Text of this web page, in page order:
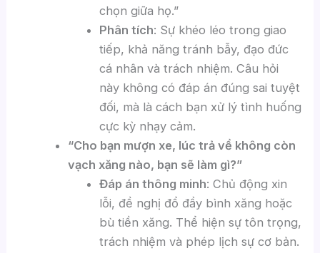
chọn giữa họ.”
Phân tích: Sự khéo léo trong giao
tiếp, khả năng tránh bẫy, đạo đức
cá nhân và trách nhiệm. Câu hỏi
này không có đáp án đúng sai tuyệt
đối, mà là cách bạn xử lý tình huống
cực kỳ nhạy cảm.
“Cho bạn mượn xe, lúc trả về không còn
vạch xăng nào, bạn sẽ làm gì?”
Đáp án thông minh: Chủ động xin
lỗi, đề nghị đổ đầy bình xăng hoặc
bù tiền xăng. Thể hiện sự tôn trọng,
trách nhiệm và phép lịch sự cơ bản.